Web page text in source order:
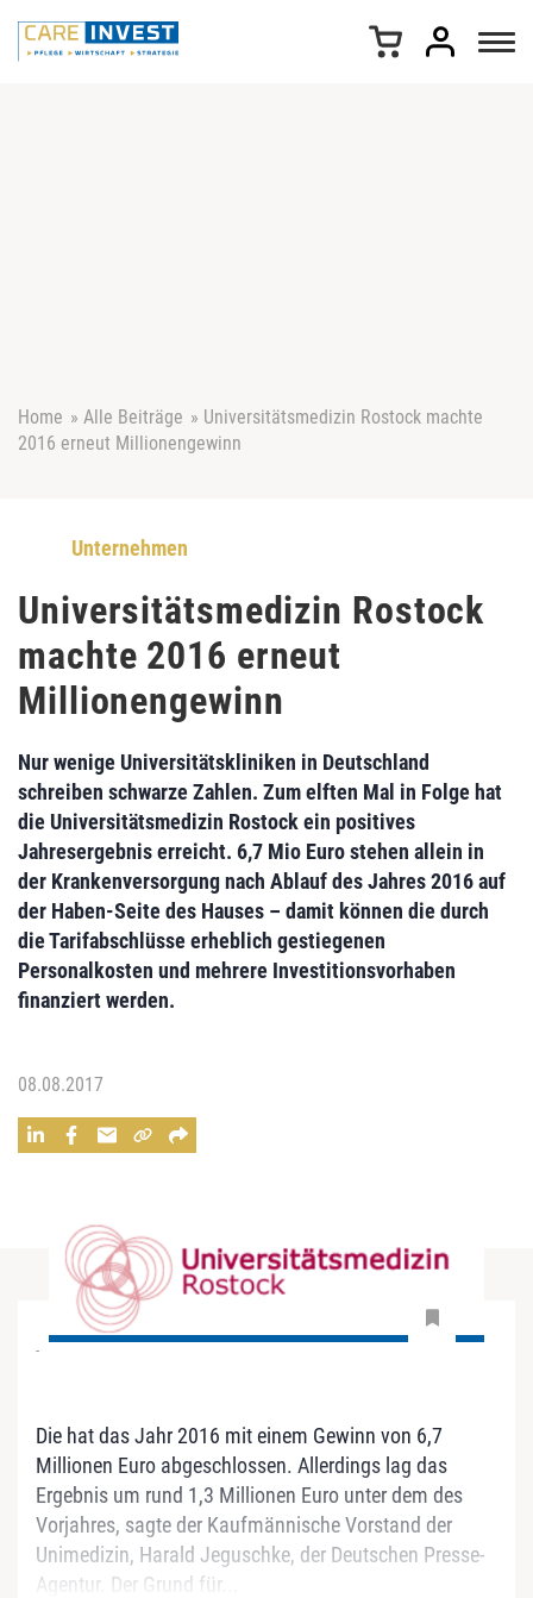
Home » Alle Beiträge » Universitätsmedizin Rostock machte
2016 erneut Millionengewinn
Unternehmen
Universitätsmedizin Rostock
machte 2016 erneut
Millionengewinn
Nur wenige Universitätskliniken in Deutschland
schreiben schwarze Zahlen. Zum elften Mal in Folge hat
die Universitätsmedizin Rostockein positives
Jahresergebnis erreicht. 6,7 Mio Eurostehen allein in
der Krankenversorgung nach Ablauf des Jahres 2016 auf
der Haben-Seite des Hauses – damit können die durch
die Tarifabschlüsse erheblich gestiegenen
Personalkosten und mehrere Investitionsvorhaben
finanziert werden.
08.08.2017
-
Die hat das Jahr 2016 mit einem Gewinn von 6,7
Millionen Euro abgeschlossen. Allerdings lag das
Ergebnis um rund 1,3 Millionen Euro unter dem des
Vorjahres, sagte der Kaufmännische Vorstand der
Unimedizin, Harald Jeguschke, der Deutschen Presse-
Agentur. Der Grund für...